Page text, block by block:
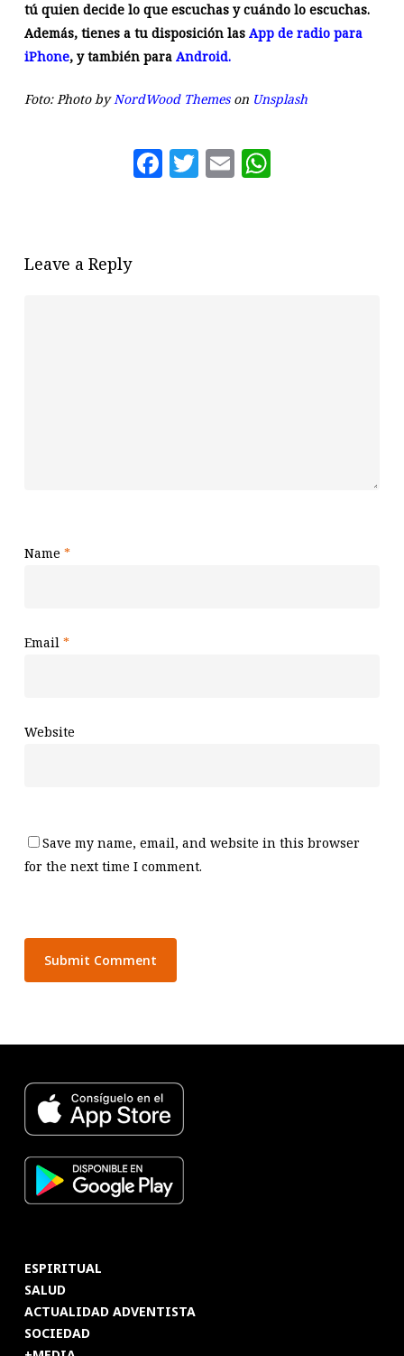
tú quien decide lo que escuchas y cuándo lo escuchas.
Además, tienes a tu disposición las App de radio para
iPhone, y también para Android.
Foto: Photo byNordWood Themeson Unsplash
Facebook
Twitter
Email
Leave a Reply
Name *
Email *
Website
Save my name, email, and website in this browser
for the next time I comment.
ESPIRITUAL
SALUD
ACTUALIDAD ADVENTISTA
SOCIEDAD